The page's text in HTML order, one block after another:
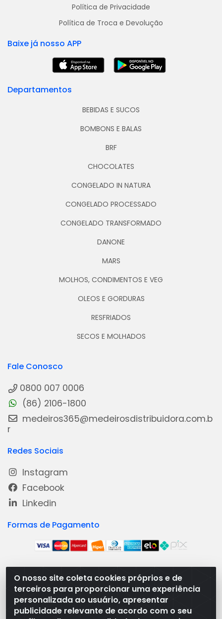
O nosso site coleta cookies próprios e de
terceiros para proporcionar uma experiência
personalizada ao usuário, apresentar
publicidade relevante de acordo com o seu
Política de Privacidade
Política de Troca e Devolução
Baixe já nosso APP
Departamentos
BEBIDAS E SUCOS
BOMBONS E BALAS
BRF
CHOCOLATES
CONGELADO IN NATURA
CONGELADO PROCESSADO
CONGELADO TRANSFORMADO
DANONE
MARS
MOLHOS, CONDIMENTOS E VEG
OLEOS E GORDURAS
RESFRIADOS
SECOS E MOLHADOS
Fale Conosco
0800 007 0006
(86) 2106-1800
medeiros365@medeirosdistribuidora.com.b
r
Redes Sociais
Instagram
Facebook
Linkedin
Formas de Pagamento
Medeiros Distribuidora - Rua Dias Carneiro, 1977 -
Ramal, Bacabal/MA - CEP 65.700-000 - CNPJ
08.474.030/0001-41